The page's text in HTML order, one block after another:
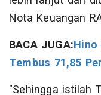
Nota Keuangan
BACA JUGA:
Tembus 71,85
"Sehingga istilah